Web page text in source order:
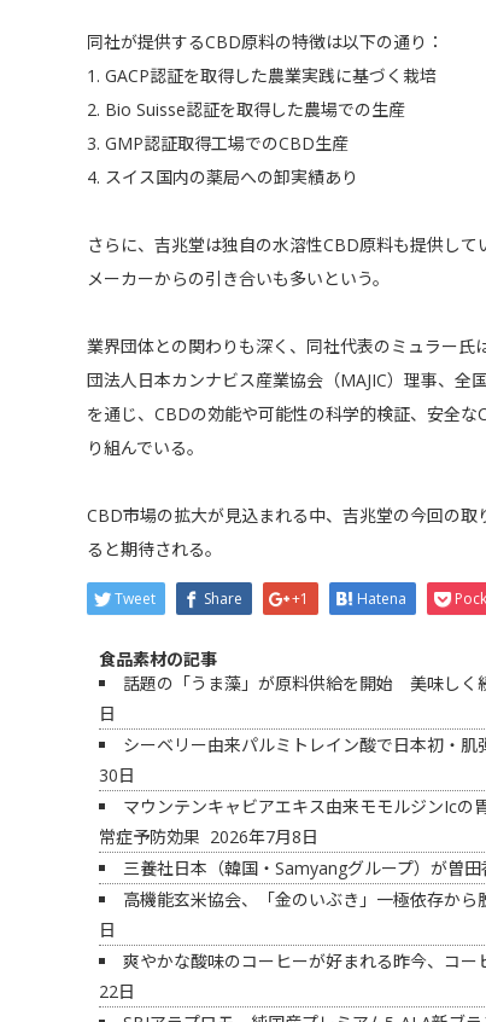
同社が提供するCBD原料の特徴は以下の通り：
1. GACP認証を取得した農業実践に基づく栽培
2. Bio Suisse認証を取得した農場での生産
3. GMP認証取得工場でのCBD生産
4. スイス国内の薬局への卸実績あり
さらに、吉兆堂は独自の水溶性CBD原料も提供し
メーカーからの引き合いも多いという。
業界団体との関わりも深く、同社代表のミュラー
団法人日本カンナビス産業協会（MAJIC）理事、
を通じ、CBDの効能や可能性の科学的検証、安全
り組んでいる。
CBD市場の拡大が見込まれる中、吉兆堂の今回の
ると期待される。
Tweet Share +1 Hatena
食品素材の記事
話題の「うま藻」が原料供給を開始 美味しく
日
シーベリー由来パルミトレイン酸で日本初・
30日
マウンテンキャビアエキス由来モモルジンIc
常症予防効果 2026年7月8日
三養社日本（韓国・Samyangグループ）が曽
高機能玄米協会、「金のいぶき」一極依存か
日
爽やかな酸味のコーヒーが好まれる昨今、コ
22日